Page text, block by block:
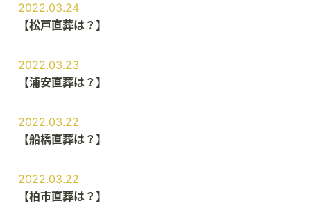
2022.03.24
【松戸直葬は？】
2022.03.23
【浦安直葬は？】
2022.03.22
【船橋直葬は？】
2022.03.22
【柏市直葬は？】